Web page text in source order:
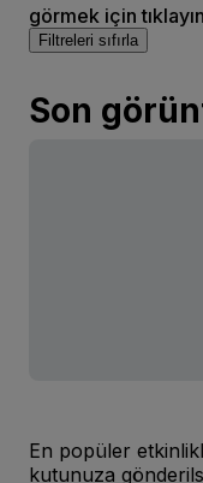
görmek için
Filtreleri sıfırla
Son
En popüler
kutunuza